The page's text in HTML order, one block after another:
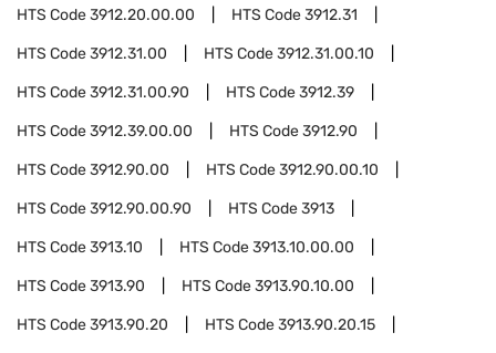
HTS Code3912.20.00.00 HTS Code3912.31
HTS Code3912.31.00 HTS Code3912.31.00.10
HTS Code3912.31.00.90 HTS Code3912.39
HTS Code3912.39.00.00 HTS Code3912.90
HTS Code3912.90.00 HTS Code3912.90.00.10
HTS Code3912.90.00.90 HTS Code3913
HTS Code3913.10 HTS Code3913.10.00.00
HTS Code3913.90 HTS Code3913.90.10.00
HTS Code3913.90.20 HTS Code3913.90.20.15